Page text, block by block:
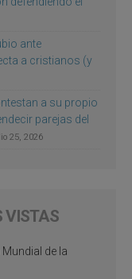
ante
a cristianos (y
a su propio
parejas del
25, 2026
VISTAS
de la